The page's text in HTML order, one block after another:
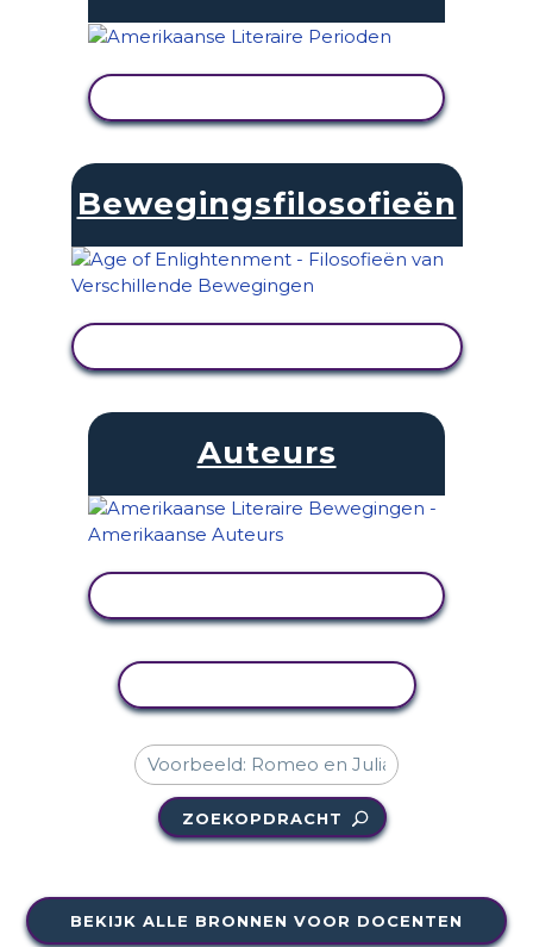
Bewegingsfilosofieën
Auteurs
ZOEKOPDRACHT
BEKIJK ALLE BRONNEN VOOR DOCENTEN